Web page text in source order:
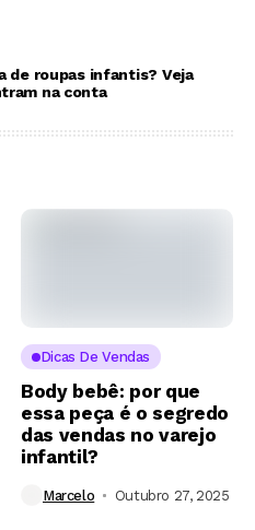
de roupas infantis? Veja
na conta
Dicas De Vendas
Body bebê: por que
essa peça é o segredo
das vendas no varejo
infantil?
Marcelo Outubro 27, 2025